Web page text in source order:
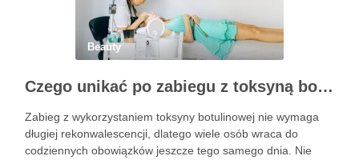
Beauty
Czego unikać po zabiegu z toksyną botulinową?
Zabieg z wykorzystaniem toksyny botulinowej nie wymaga
długiej rekonwalescencji, dlatego wiele osób wraca do
codziennych obowiązków jeszcze tego samego dnia. Nie